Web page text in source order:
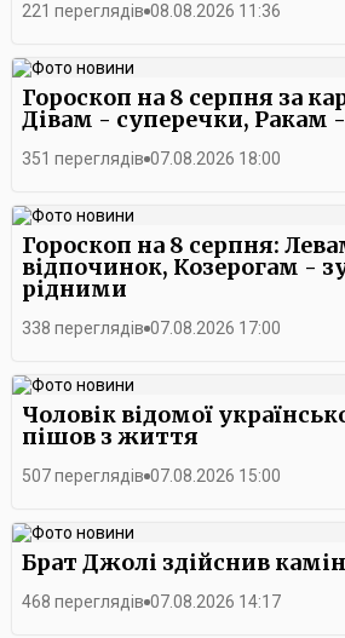
221 переглядів 08.08.2026 11:36
Гороскоп на 8 серпня за
Дівам - суперечки, Ракам
351 переглядів 07.08.2026 18:00
Гороскоп на 8 серпня:
відпочинок, Козерогам -
рідними
338 переглядів 07.08.2026 17:00
Чоловік відомої
пішов з життя
507 переглядів 07.08.2026 15:00
Брат Джолі здійснив
468 переглядів 07.08.2026 14:17